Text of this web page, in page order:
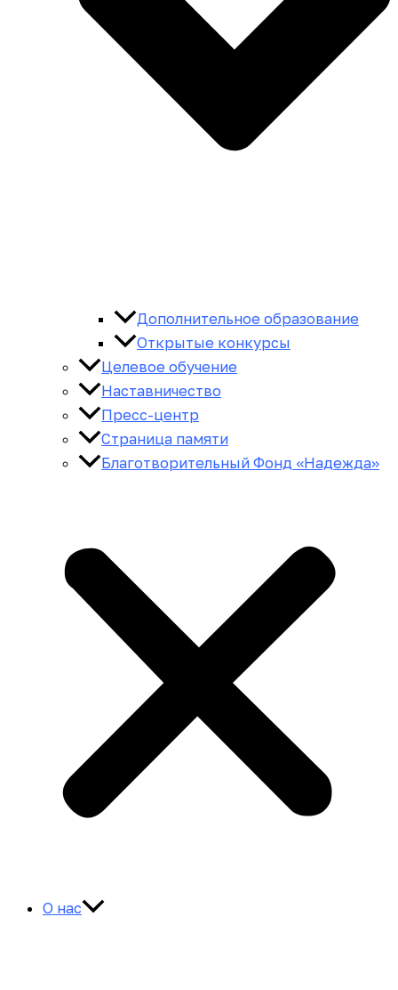
Дополнительное образование
Открытые конкурсы
Целевое обучение
Наставничество
Пресс-центр
Страница памяти
Благотворительный Фонд «Надежда»
О нас